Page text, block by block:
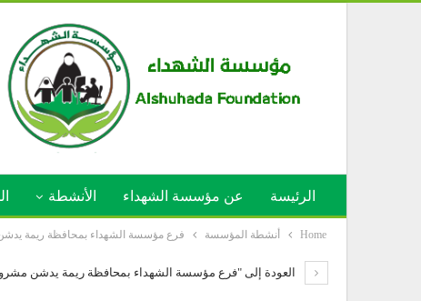
الرئيسة عن مؤسسة الشهداء الأنشطة
Home أنشطة المؤسسة فرع مؤسسة الشهداء بمحافظة ريمة
العودة إلى "فرع مؤسسة الشهداء بمحافظة ريمة يدشن